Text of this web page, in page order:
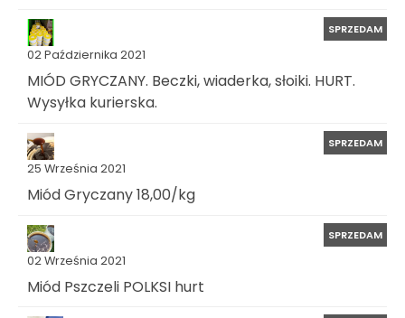
02 Października 2021
SPRZEDAM
MIÓD GRYCZANY. Beczki, wiaderka, słoiki. HURT.
Wysyłka kurierska.
25 Września 2021
SPRZEDAM
Miód Gryczany 18,00/kg
02 Września 2021
SPRZEDAM
Miód Pszczeli POLKSI hurt